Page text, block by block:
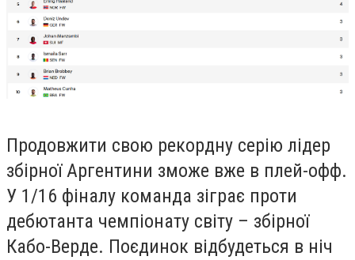
Продовжити свою рекордну серію лідер
збірної Аргентини зможе вже в плей-офф.
У 1/16 фіналу команда зіграє проти
дебютанта чемпіонату світу – збірної
Кабо-Верде. Поєдинок відбудеться в ніч